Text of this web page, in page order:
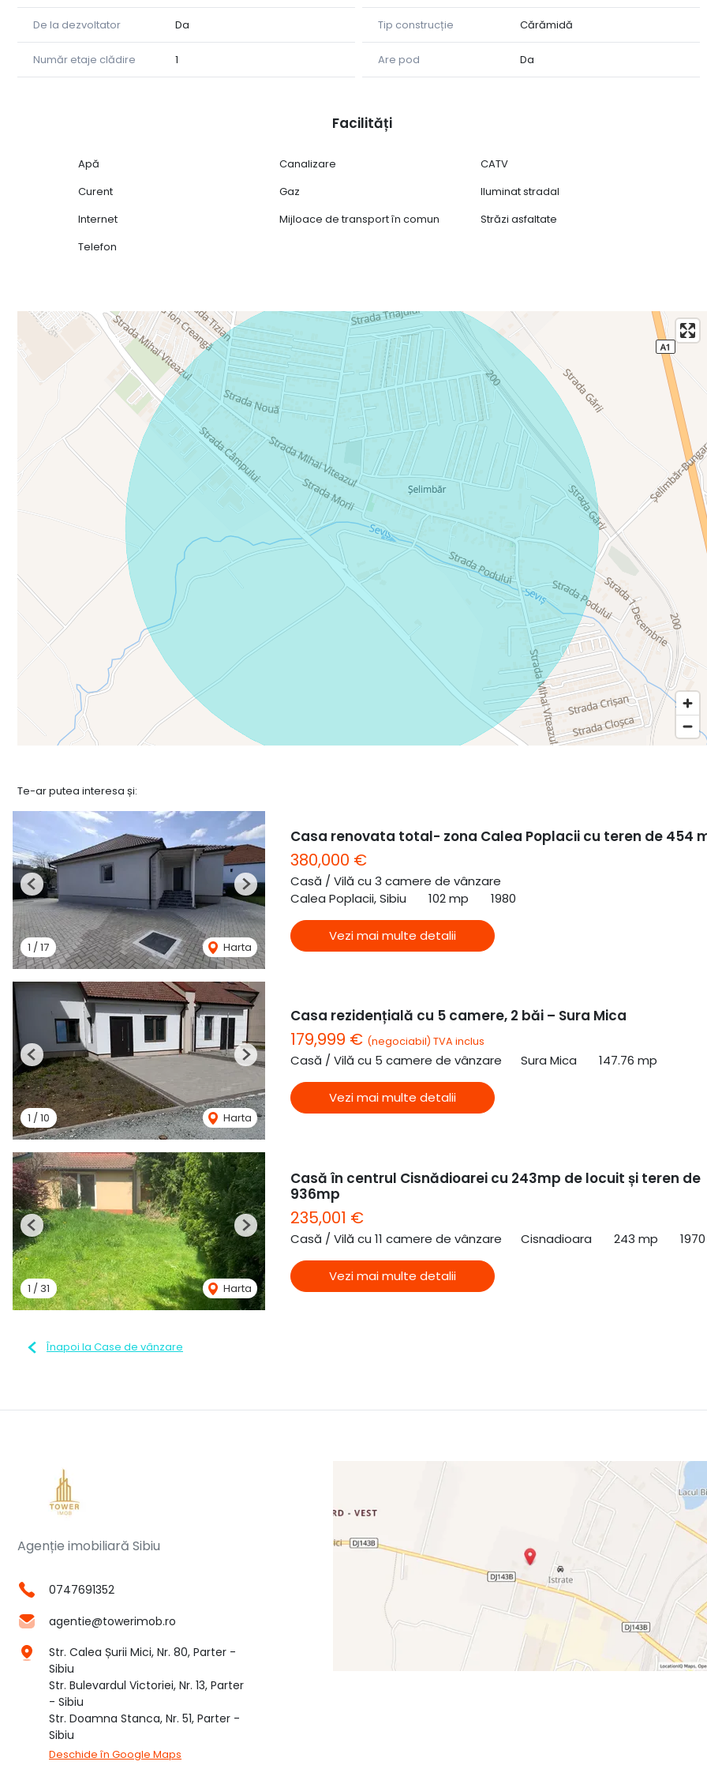
De la dezvoltator Da Tip construcție Cărămidă
Număr etaje clădire 1 Are pod Da
Facilități
Apă Canalizare
CATV
Curent
Gaz
Iluminat stradal
Internet
Mijloace de transport în comun
Străzi asfaltate
Telefon
Te-ar putea interesa și:
1 /17 Harta
Previous Next
Casa renovata total- zona Calea Poplacii cu teren de 454
380,000 €
Casă / Vilă cu 3 camere de vânzare
Calea Poplacii, Sibiu
102 mp 1980
Vezi mai multe detalii
1 /10 Harta
Previous Next
Casa rezidențială cu 5 camere, 2 băi – Sura Mica
179,999 € (negociabil) TVA inclus
Casă / Vilă cu 5 camere de vânzare Sura Mica 147.76 mp
Vezi mai multe detalii
1 / 31 Harta
Previous Next
Casă în centrul Cisnădioarei cu 243mp de locuit și teren de
936mp
235,001 €
Casă / Vilă cu 11 camere de vânzare Cisnadioara 243 mp 1970
Vezi mai multe detalii
Înapoi la Case de vânzare
Agenție imobiliară Sibiu
0747691352
agentie@towerimob.ro
Str. Calea Șurii Mici, Nr. 80, Parter -
Sibiu
Str. Bulevardul Victoriei, Nr. 13, Parter
- Sibiu
Str. Doamna Stanca, Nr. 51, Parter -
Sibiu
Deschide în Google Maps